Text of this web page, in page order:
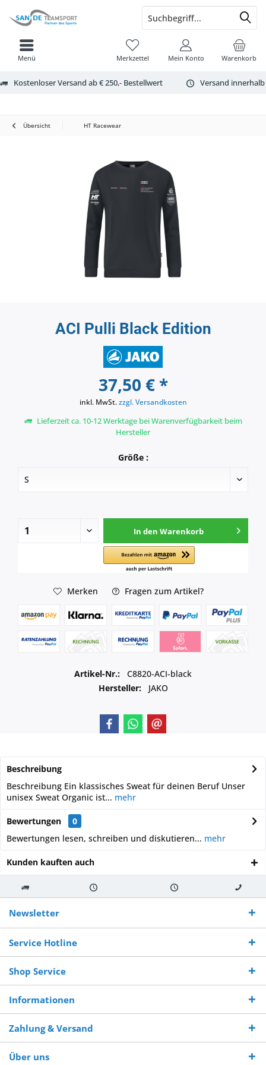
Kostenloser Versand ab € 250,- Bestellwert Versand
Warenkorb
Merkzettel Mein Konto
Menü
Übersicht HT Racewear
ACI Pulli Black Edition
37,50 € *
inkl. MwSt.zzgl. Versandkosten
Lieferzeit ca. 10-12 Werktage bei Warenverfügbarkeit beim
Hersteller
Größe :
In den Warenkorb
Merken Fragen zum Artikel?
Artikel-Nr.:
C8820-ACI-black
Hersteller:
JAKO
Beschreibung
Beschreibung Ein klassisches Sweat für deinen Beruf Unser
unisex Sweat Organic ist... mehr
Bewertungen
0
Bewertungen lesen, schreiben und diskutieren... mehr
Kunden kauften auch
Kostenloser
Versand ab €
250,-
Versand innerhalb von Versand von So erreichen
Sie uns 0160
970 511 90
Newsletter
Service Hotline
Shop Service
Informationen
Zahlung & Versand
Über uns